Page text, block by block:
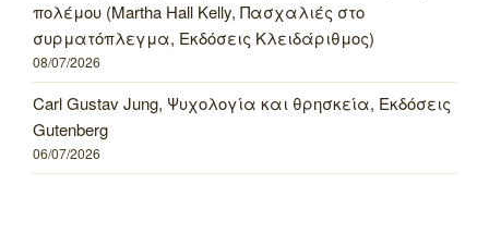
πολέμου (Martha Hall Kelly, Πασχαλιές στο
συρματόπλεγμα, Εκδόσεις Κλειδάριθμος)
08/07/2026
Carl Gustav Jung, Ψυχολογία και θρησκεία, Εκδόσεις
Gutenberg
06/07/2026